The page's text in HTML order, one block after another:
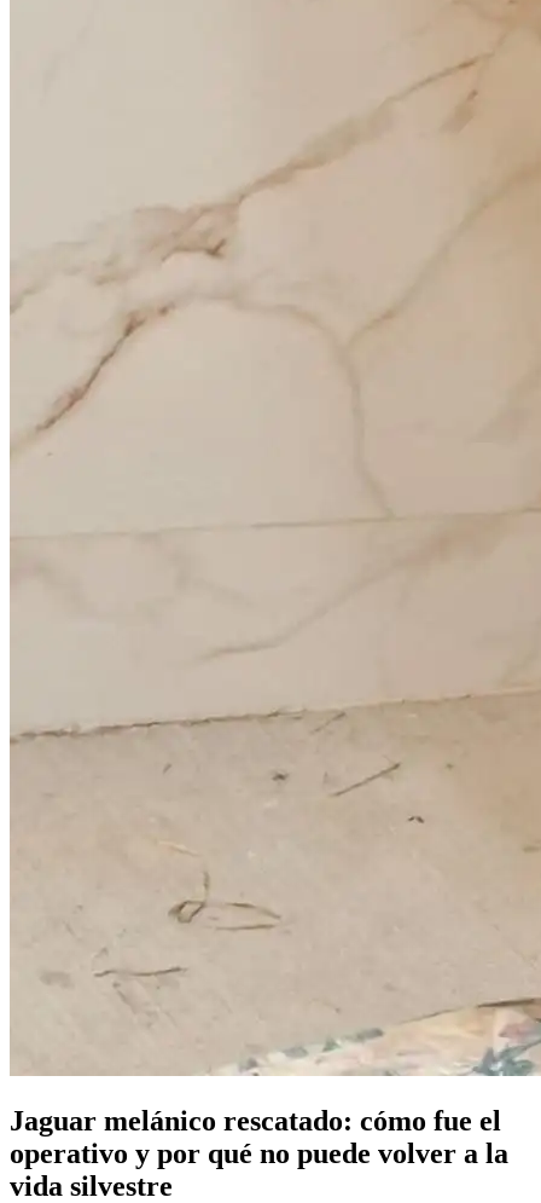
Jaguar melánico rescatado: cómo fue el
operativo y por qué no puede volver a la
vida silvestre